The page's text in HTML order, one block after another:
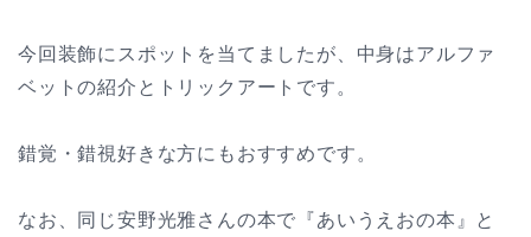
今回装飾にスポットを当てましたが、中身はアルファ
ベットの紹介とトリックアートです。
錯覚・錯視好きな方にもおすすめです。
なお、同じ安野光雅さんの本で『あいうえおの本』と